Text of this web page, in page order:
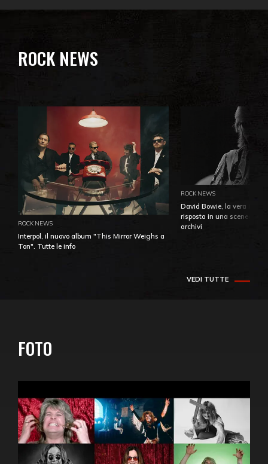
ROCK NEWS
ROCK NEWS
Interpol, il nuovo album "This Mirror Weighs a
Ton". Tutte le info
ROCK NEWS
David Bowie, la vera
risposta in una
archivi
VEDI TUTTE
FOTO